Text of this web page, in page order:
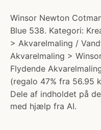
Winsor Newton
Blue 538. Kategori:
> Akvarelmaling /
Akvarelmaling >
Flydende
(regalo 47% fra 56.95
Dele af indholdet på
med hjælp fra AI.